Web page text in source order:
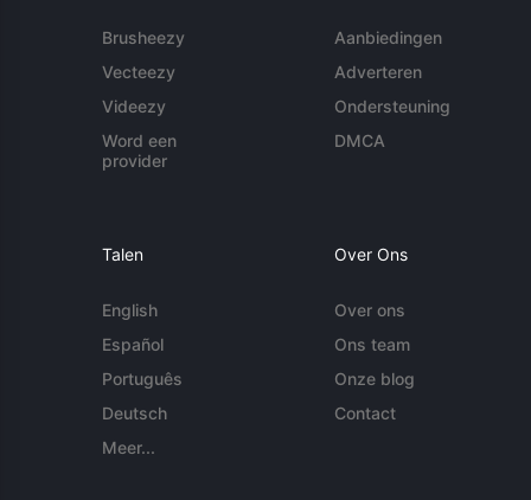
Brusheezy
Vecteezy
Videezy
Word een
provider
Aanbiedingen
Adverteren
Ondersteuning
DMCA
Talen
English
Español
Português
Deutsch
Meer...
Over Ons
Over ons
Ons team
Onze blog
Contact